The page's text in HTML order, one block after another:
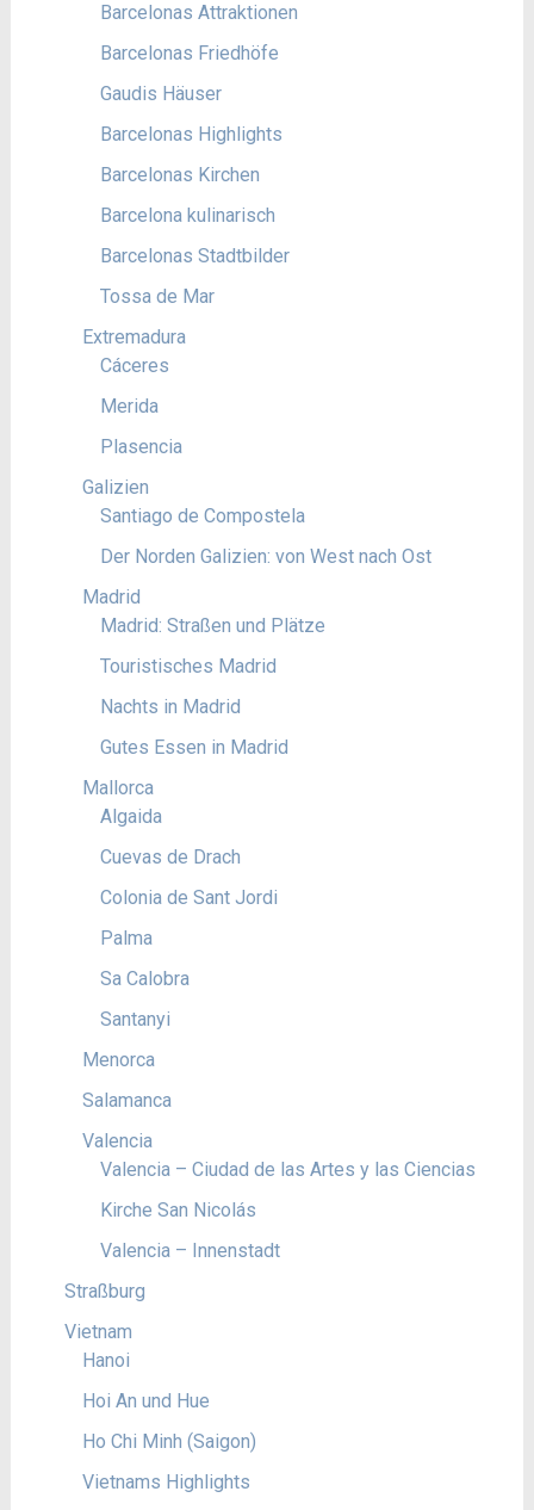
Barcelonas Attraktionen
Barcelonas Friedhöfe
Gaudis Häuser
Barcelonas Highlights
Barcelonas Kirchen
Barcelona kulinarisch
Barcelonas Stadtbilder
Tossa de Mar
Extremadura
Cáceres
Merida
Plasencia
Galizien
Santiago de Compostela
Der Norden Galizien: von West nach Ost
Madrid
Madrid: Straßen und Plätze
Touristisches Madrid
Nachts in Madrid
Gutes Essen in Madrid
Mallorca
Algaida
Cuevas de Drach
Colonia de Sant Jordi
Palma
Sa Calobra
Santanyi
Menorca
Salamanca
Valencia
Valencia – Ciudad de las Artes y las Ciencias
Kirche San Nicolás
Valencia – Innenstadt
Straßburg
Vietnam
Hanoi
Hoi An und Hue
Ho Chi Minh (Saigon)
Vietnams Highlights